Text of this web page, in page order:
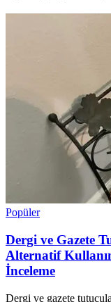
Popüler
Dergi ve Gazete
Alternatif
İnceleme
Dergi ve gazete